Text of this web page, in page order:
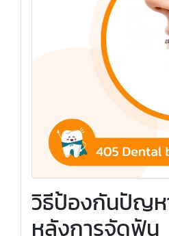
วิธีป้องกันปัญห
หลังการจัดฟัน